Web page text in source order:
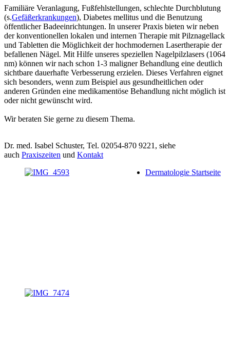
Familiäre Veranlagung, Fußfehlstellungen, schlechte Durchblutung
(s.Gefäßerkrankungen), Diabetes mellitus und die Benutzung
öffentlicher Badeeinrichtungen. In unserer Praxis bieten wir neben
der konventionellen lokalen und internen Therapie mit Pilznagellack
und Tabletten die Möglichkeit der hochmodernen Lasertherapie der
befallenen Nägel. Mit Hilfe unseres speziellen Nagelpilzlasers (1064
nm) können wir nach schon 1-3 maligner Behandlung eine deutlich
sichtbare dauerhafte Verbesserung erzielen. Dieses Verfahren eignet
sich besonders, wenn zum Beispiel aus gesundheitlichen oder
anderen Gründen eine medikamentöse Behandlung nicht möglich ist
oder nicht gewünscht wird.
Wir beraten Sie gerne zu diesem Thema.
Dr. med. Isabel Schuster, Tel. 02054-870 9221, siehe
auch Praxiszeiten und Kontakt
Dermatologie Startseite